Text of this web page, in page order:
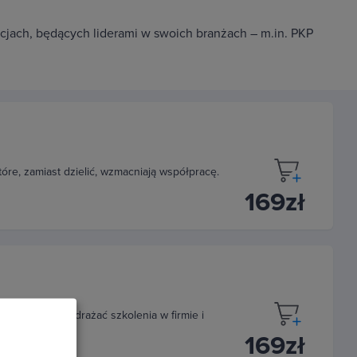
będących liderami w swoich branżach – m.in. PKP
zamiast dzielić, wzmacniają współpracę.
169zł
się, jak wdrażać szkolenia w firmie i
169zł